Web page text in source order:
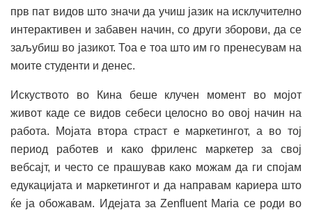
прв пат видов што значи да учиш јазик на исклучително
интерактивен и забавен начин, со други зборови, да се
заљубиш во јазикот. Тоа е тоа што им го пренесувам на
моите студенти и денес.
Искуството во Кина беше клучен момент во мојот
живот каде се видов себеси целосно во овој начин на
работа. Мојата втора страст е маркетингот, а во тој
период работев и како фриленс маркетер за свој
вебсајт, и често се прашував како можам да ги спојам
едукацијата и маркетингот и да направам кариера што
ќе ја обожавам. Идејата за Zenfluent Maria се роди во